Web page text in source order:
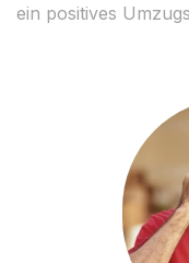
ein positives